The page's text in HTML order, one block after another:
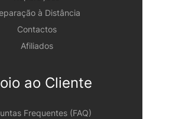
à Distância
Contactos
Afiliados
ao Cliente
Frequentes (FAQ)